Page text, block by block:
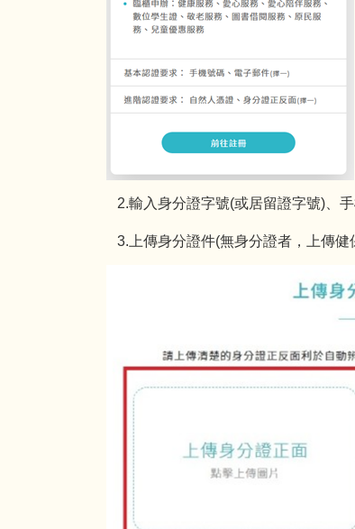
2.輸入身分證字號(或居留證字號)、
3.上傳身分證件(無身分證者，上傳健